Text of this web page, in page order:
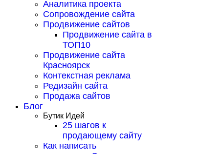
Аналитика проекта
Сопровождение сайта
Продвижение сайтов
Продвижение сайта в
ТОП10
Продвижение сайта
Красноярск
Контекстная реклама
Редизайн сайта
Продажа сайтов
Блог
Бутик Идей
25 шагов к
продающему сайту
Как написать